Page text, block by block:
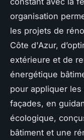
organisation
les projets de
Côte d'Azur,
extérieure et de
énergétique
pour appliquer
façades, en
écologique,
bâtiment et une